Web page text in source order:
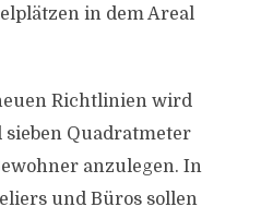
in dem Areal
Richtlinien wird
Quadratmeter
anzulegen. In
und Büros sollen